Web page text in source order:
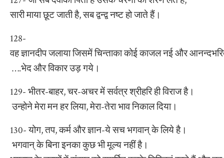
सारी माया छूट जाती है, सब द्वन्द्व नष्ट हो जाते हैं।
128-
वह ज्ञानदीप जलाया जिसमें चिन्ताका कोई काजल नई और
….भेद और विकार उड़ गये।
129- भीतर-बाहर, चर-अचर में सर्वत्र श्रीहरि ही विराज है।
उन्होने मेरा मन हर लिया, मेरा-तेरा भाव निकाल दिया।
130- योग, तप, कर्म और ज्ञान-ये सच भगवान् के लिये है।
भगवान् के बिना इनका कुछ भी मूल्य नहीं है।